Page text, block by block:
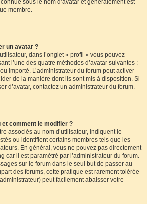
sous le nom d’avatar et généralement est
membre.
un avatar ?
dans l’onglet « profil » vous pouvez
l’une des quatre méthodes d’avatar suivantes :
importé. L’administrateur du forum peut activer
de la manière dont ils sont mis à disposition. Si
d’avatar, contactez un administrateur du forum.
et comment le modifier ?
associés au nom d’utilisateur, indiquent le
ou identifient certains membres tels que les
En général, vous ne pouvez pas directement
car il est paramétré par l’administrateur du forum.
sur le forum dans le seul but de passer au
des forums, cette pratique est rarement tolérée
peut facilement abaisser votre